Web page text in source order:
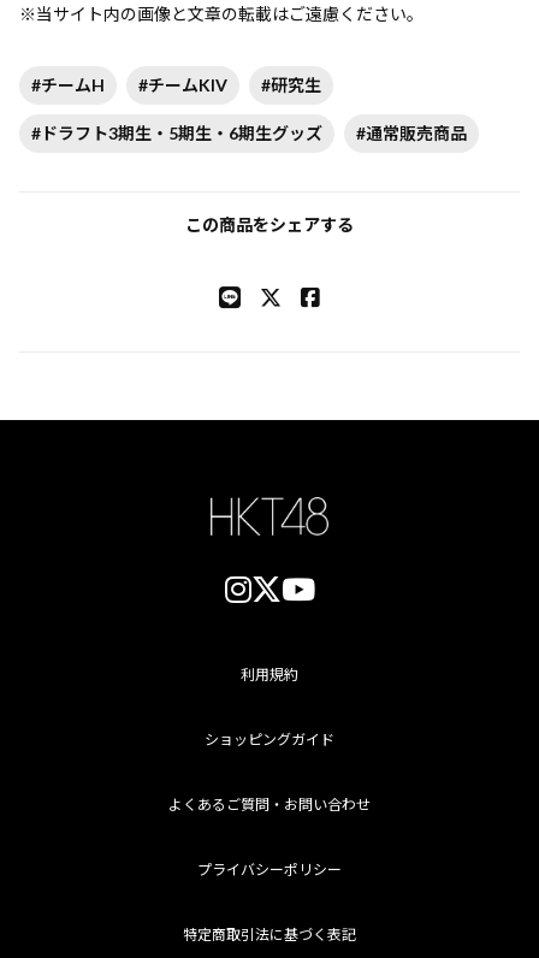
※当サイト内の画像と文章の転載はご遠慮ください。
#チームH #チームKIV #研究生
#ドラフト3期生・5期生・6期生グッズ #通常販売商品
この商品をシェアする
利用規約
ショッピングガイド
よくあるご質問・お問い合わせ
プライバシーポリシー
特定商取引法に基づく表記